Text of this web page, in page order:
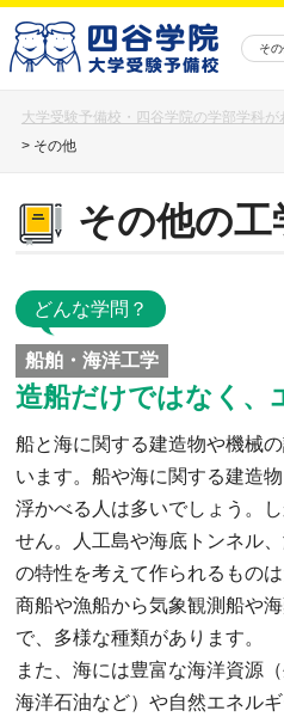
そ
大学受験予備校・四谷学院の学部学科が
> その他
その他の工
どんな学問？
船舶・海洋工学
造船だけではなく、
船と海に関する建造物や機械
います。船や海に関する建造
浮かべる人は多いでしょう。
せん。人工島や海底トンネル
の特性を考えて作られるもの
商船や漁船から気象観測船や
で、多様な種類があります。
また、海には豊富な海洋資源
海洋石油など）や自然エネル